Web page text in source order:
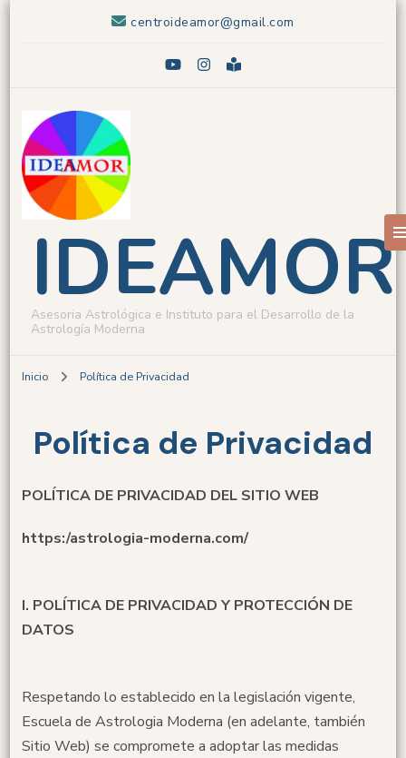
centroideamor@gmail.com
IDEAMOR
Asesoria Astrológica e Instituto para el Desarrollo de la
Astrología Moderna
Inicio Política de Privacidad
Política de Privacidad
POLÍTICA DE PRIVACIDAD DEL SITIO WEB
https:/astrologia-moderna.com/
I. POLÍTICA DE PRIVACIDAD Y PROTECCIÓN DE
DATOS
Respetando lo establecido en la legislación vigente,
Escuela de Astrologia Moderna (en adelante, también
Sitio Web) se compromete a adoptar las medidas